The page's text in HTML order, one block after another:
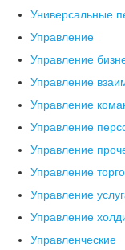
Универсальные
Управление
Управление
Управление
Управление
Управление
Управление
Управление
Управление
Управление
Управленческие